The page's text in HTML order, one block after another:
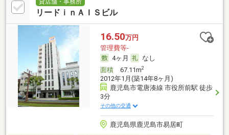
リードｉｎＡＩＳビル
16.50万円
管理費等-
4ヶ月
なし
面積67.11m2
2012年1月(築14年8ヶ月)
鹿児島市電唐湊線 市役所前駅 徒歩
3分
その他の交通
鹿児島県鹿児島市易居町